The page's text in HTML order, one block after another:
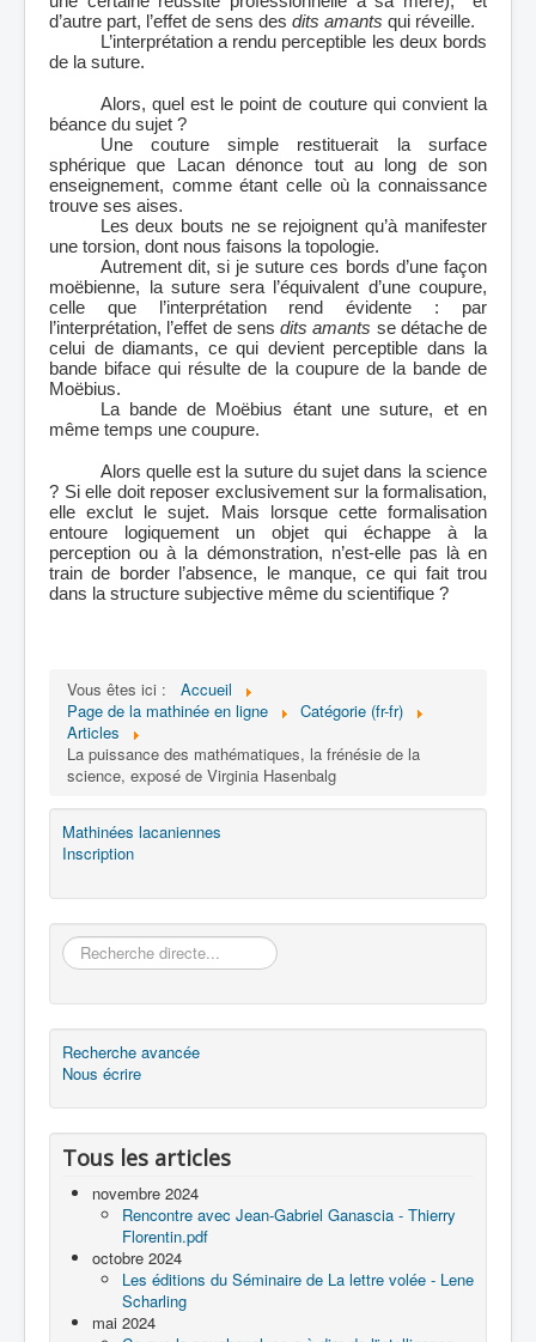
d’autre part, l’effet de sens des dits amants qui réveille.
L’interprétation a rendu perceptible les deux bords
de la suture.
Alors, quel est le point de couture qui convient la
béance du sujet ?
Une couture simple restituerait la surface
sphérique que Lacan dénonce tout au long de son
enseignement, comme étant celle où la connaissance
trouve ses aises.
Les deux bouts ne se rejoignent qu’à manifester
une torsion, dont nous faisons la topologie.
Autrement dit, si je suture ces bords d’une façon
moëbienne, la suture sera l’équivalent d’une coupure,
celle que l’interprétation rend évidente : par
l’interprétation, l’effet de sens dits amants se détache de
celui de diamants, ce qui devient perceptible dans la
bande biface qui résulte de la coupure de la bande de
Moëbius.
La bande de Moëbius étant une suture, et en
même temps une coupure.
Alors quelle est la suture du sujet dans la science
? Si elle doit reposer exclusivement sur la formalisation,
elle exclut le sujet. Mais lorsque cette formalisation
entoure logiquement un objet qui échappe à la
perception ou à la démonstration, n’est-elle pas là en
train de border l’absence, le manque, ce qui fait trou
dans la structure subjective même du scientifique ?
Vous êtes ici :
Accueil
Page de la mathinée en ligne
Catégorie (fr-fr)
Articles
La puissance des mathématiques, la frénésie de la
science, exposé de Virginia Hasenbalg
Mathinées lacaniennes
Inscription
Rechercher
Recherche avancée
Nous écrire
Tous les articles
novembre 2024
Rencontre avec Jean-Gabriel Ganascia - Thierry
Florentin.pdf
octobre 2024
Les éditions du Séminaire de La lettre volée - Lene
Scharling
mai 2024